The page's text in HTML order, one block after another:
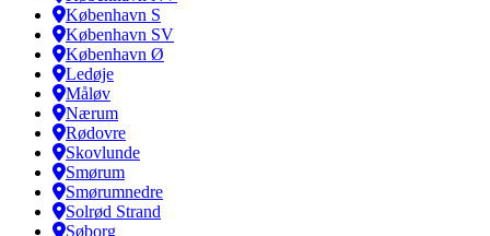
København S
København SV
København Ø
Ledøje
Måløv
Nærum
Rødovre
Skovlunde
Smørum
Smørumnedre
Solrød Strand
Søborg